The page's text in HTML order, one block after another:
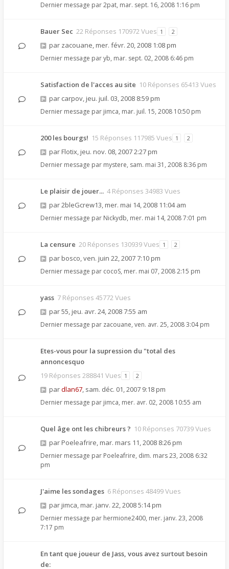
Dernier message par2pat, mar. sept. 16, 2008 1:16 pm
Bauer Sec 22 Réponses 170972 Vues 1 2
par zacouane, mer. févr. 20, 2008 1:08 pm
Dernier message paryb, mar. sept. 02, 2008 6:46 pm
Satisfaction de l'acces au site 10 Réponses 65413 Vues
par carpov, jeu. juil. 03, 2008 8:59 pm
Dernier message par jimca, mar. juil. 15, 2008 10:50 pm
200 les bourgs! 15 Réponses 117985 Vues 1 2
par Flotix, jeu. nov. 08, 2007 2:27 pm
Dernier message par mystere, sam. mai 31, 2008 8:36 pm
Le plaisir de jouer... 4 Réponses 34983 Vues
par2bleGcrew13, mer. mai 14, 2008 11:04 am
Dernier message par Nickydb, mer. mai 14, 2008 7:01 pm
La censure 20 Réponses 130939 Vues 1 2
par bosco,ven. juin 22, 2007 7:10 pm
Dernier message par cocoS, mer. mai 07, 2008 2:15 pm
yass 7 Réponses 45772 Vues
par55, jeu. avr. 24, 2008 7:55 am
Dernier message par zacouane, ven. avr. 25, 2008 3:04 pm
Etes-vous pour la supression du "total des
annoncesquo
19 Réponses 288841 Vues 1 2
pardlan67, sam. déc. 01, 2007 9:18 pm
Dernier message par jimca, mer. avr. 02, 2008 10:55 am
Quel âge ont les chibreurs ? 10 Réponses 70739 Vues
par Poeleafrire, mar. mars 11, 2008 8:26 pm
Dernier message par Poeleafrire, dim. mars 23, 2008 6:32
pm
J'aime les sondages 6 Réponses 48499 Vues
par jimca, mar. janv. 22, 2008 5:14 pm
Dernier message par hermione2400, mer. janv. 23, 2008
7:17 pm
En tant que joueur de Jass, vous avez surtout besoin
de: